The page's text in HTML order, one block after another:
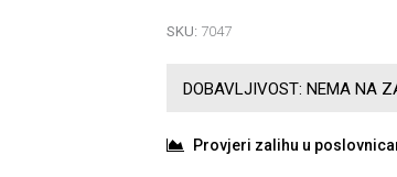
SKU: 7047
DOBAVLJIVOST: NEMA NA
Provjeri zalihu u